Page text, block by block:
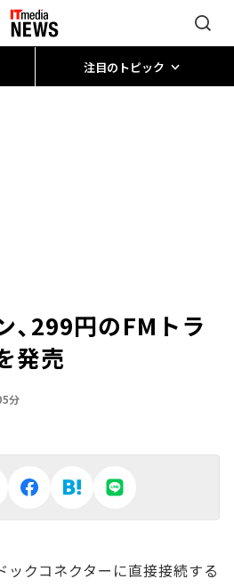
注目のトピック
、299円のFMトラ
発売
分
ックコネクターに直接接続する